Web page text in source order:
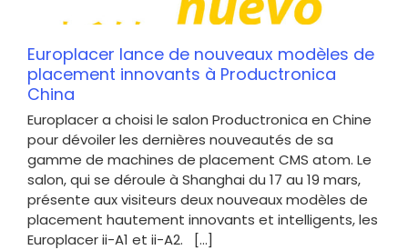
Europlacer lance de nouveaux modèles de
placement innovants à Productronica
China
Europlacer a choisi le salon Productronica en Chine
pour dévoiler les dernières nouveautés de sa
gamme de machines de placement CMS atom. Le
salon, qui se déroule à Shanghai du 17 au 19 mars,
présente aux visiteurs deux nouveaux modèles de
placement hautement innovants et intelligents, les
Europlacer ii-A1 et ii-A2. [...]